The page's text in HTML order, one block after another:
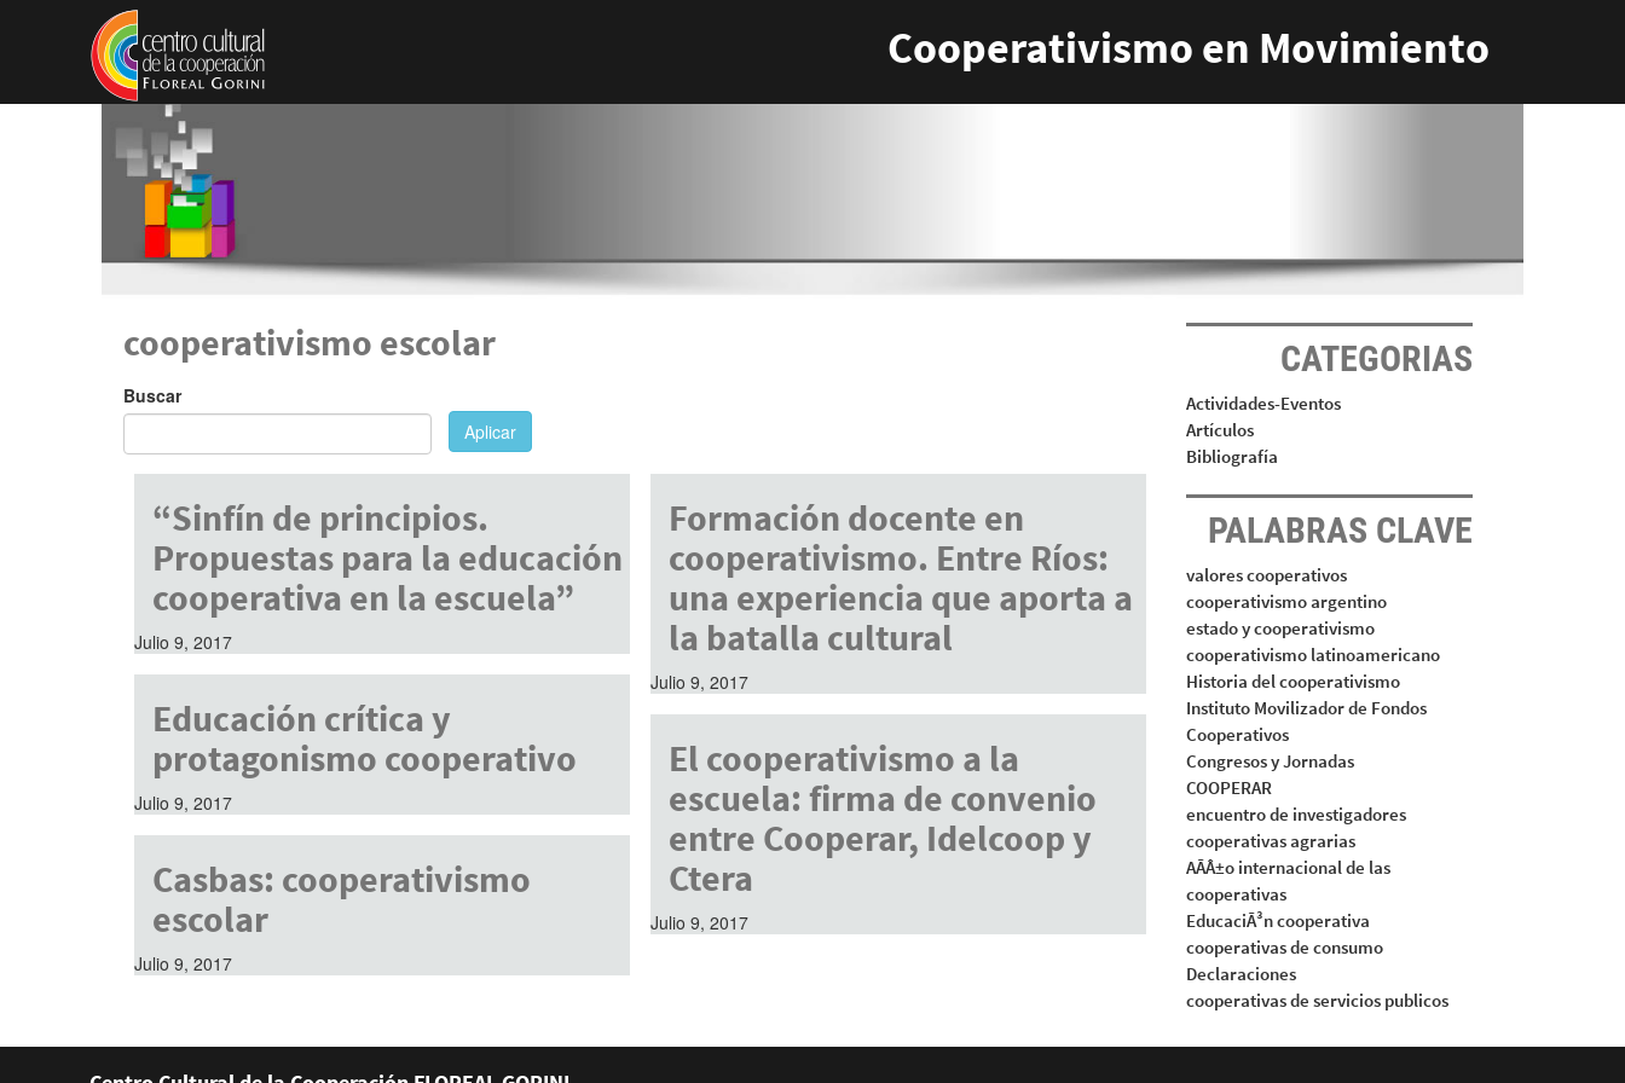
Pasar al contenido principal
Cooperativismo en Movimiento
cooperativismo escolar
Buscar
Aplicar
“Sinfín de principios.
Propuestas para la educación
cooperativa en la escuela”
Julio 9, 2017
Formación docente en
cooperativismo. Entre Ríos:
una experiencia que aporta a
la batalla cultural
Julio 9, 2017
Educación crítica y
protagonismo cooperativo
Julio 9, 2017
El cooperativismo a la
escuela: firma de convenio
entre Cooperar, Idelcoop y
Ctera
Julio 9, 2017
Casbas: cooperativismo
escolar
Julio 9, 2017
CATEGORIAS
Actividades-Eventos
Artículos
Bibliografía
PALABRAS CLAVE
valores cooperativos
cooperativismo argentino
estado y cooperativismo
cooperativismo latinoamericano
Historia del cooperativismo
Instituto Movilizador de Fondos
Cooperativos
Congresos y Jornadas
COOPERAR
encuentro de investigadores
cooperativas agrarias
AÃÂ±o internacional de las
cooperativas
EducaciÃ³n cooperativa
cooperativas de consumo
Declaraciones
cooperativas de servicios publicos